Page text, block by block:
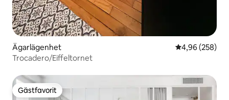
Ägarlägenhet 4,96 av 5 i
4,96 (258)
Trocadero/Eiffeltornet
Gästfavorit
Gästfavorit